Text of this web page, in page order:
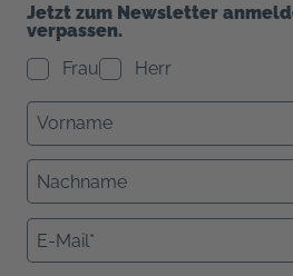
Jetzt zum Newsletter
verpassen.
Frau
Herr